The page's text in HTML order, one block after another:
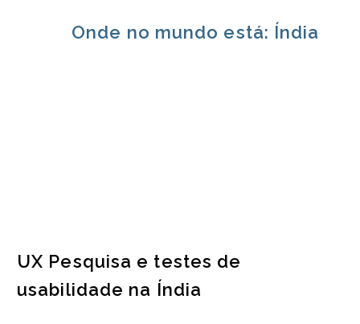
Onde no mundo está: Índia
UX Pesquisa e testes de
usabilidade na Índia